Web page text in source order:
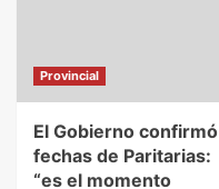
Provincial
El Gobierno confirmó
fechas de Paritarias:
“es el momento